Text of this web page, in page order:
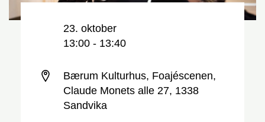
23. oktober
13:00 - 13:40
Bærum Kulturhus, Foajéscenen,
Claude Monets alle 27, 1338
Sandvika